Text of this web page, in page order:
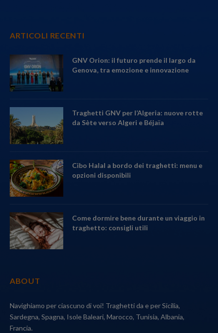
ARTICOLI RECENTI
GNV Orion: il futuro prende il largo da
Genova, tra emozione e innovazione
Traghetti GNV per l’Algeria: nuove rotte
da Sète verso Algeri e Béjaïa
Cibo Halal a bordo dei traghetti: menu e
opzioni disponibili
Come dormire bene durante un viaggio in
traghetto: consigli utili
ABOUT
Navighiamo per ciascuno di voi! Traghetti da e per Sicilia,
Sardegna, Spagna, Isole Baleari, Marocco, Tunisia, Albania,
Francia.